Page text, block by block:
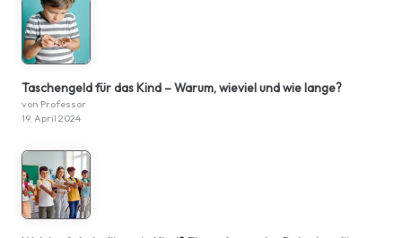
Taschengeld für das Kind – Warum, wieviel und wie lange?
von Professor
19. April 2024